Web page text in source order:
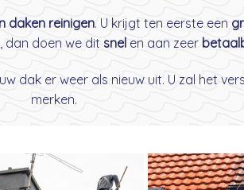
daken reinigen. U krijgt ten eerste een
dan doen we dit snel en aan zeer
dak er weer als nieuw uit. U zal het
merken.